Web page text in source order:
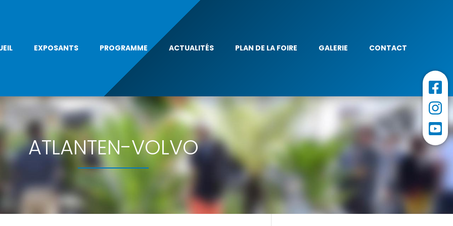
EXPOSANTS PROGRAMME ACTUALITÉS PLAN DE LA FOIRE GALERIE CONTACT
ATLANTEN-VOLVO